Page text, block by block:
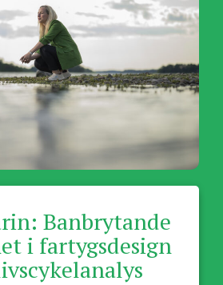
Banbrytande
i fartygsdesign